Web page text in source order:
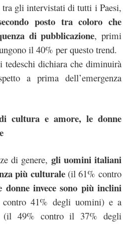
tra gli intervistati di tutti i Paesi,
posto tra coloro che
di pubblicazione, primi
il 40% per questo trend.
dichiara che diminuirà
a prima dell’emergenza
cultura e amore, le donne
di genere, gli uomini italiani
più culturale(il 61% contro
donne invece sono più inclini
41% degli uomini) e a
(il 49% contro il 37% degli